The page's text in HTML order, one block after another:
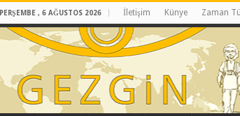
PERŞEMBE , 6 AĞUSTOS 2026 İletişim Künye Zaman